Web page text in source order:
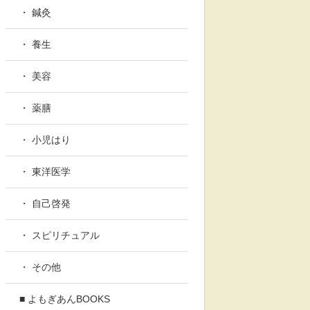
・ 鍼灸
・ 養生
・ 美容
・ 薬膳
・ 小児はり
・ 東洋医学
・ 自己啓発
・ スピリチュアル
・ その他
■ よもぎあんBOOKS